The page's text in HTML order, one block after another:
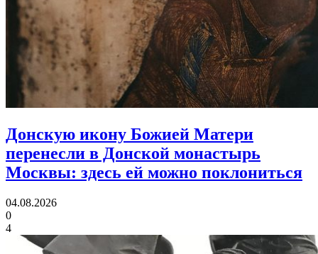
Донскую икону Божией Матери
перенесли в Донской монастырь
Москвы: здесь ей можно поклониться
04.08.2026
0
4